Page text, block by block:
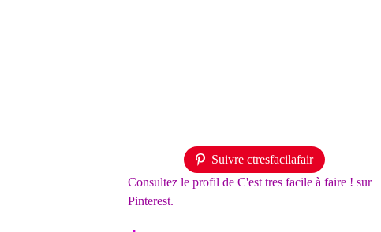
Suivre ctresfacilafair
Consultez le profil de C'est tres facile à faire ! sur
Pinterest.